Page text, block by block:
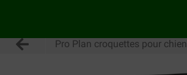
Pro Plan croquettes pour chien